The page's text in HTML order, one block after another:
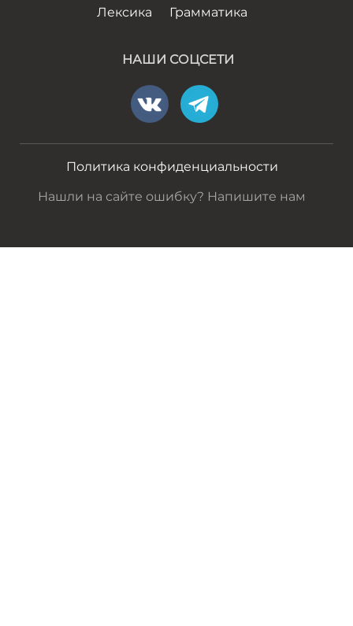
Лексика Грамматика
НАШИ СОЦСЕТИ
Политика конфиденциальности
Нашли на сайте ошибку? Напишите нам